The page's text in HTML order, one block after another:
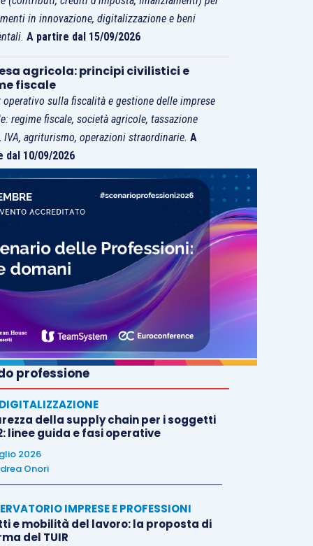
in innovazione, digitalizzazione e beni
A partire dal 15/09/2026
agricola: principi civilistici e
fiscale
operativo sulla fiscalità e gestione delle imprese
regime fiscale, società agricole, tassazione
IVA, agriturismo, operazioni straordinarie.A
dal 10/09/2026
professione
della supply chain per i soggetti
linee guida e fasi operative
2026
Onori
IMPRESE E PROFESSIONI
e mobilità del lavoro: la proposta di
del TUIR